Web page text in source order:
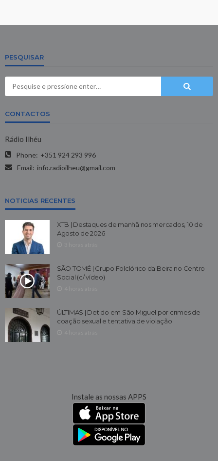
PESQUISAR
CONTACTOS
Rádio Ilhéu
Phone: +351 924 293 996
Email: info.radioilheu@gmail.com
NOTICIAS RECENTES
XTB | Destaques de manhã nos mercados, 10 de
Agosto de 2026
SÃO TOMÉ | Grupo Folclórico da Beira no Centro
Social (c/ vídeo)
ÚLTIMAS | Detido em São Miguel por crimes de
coação sexual e tentativa de violação
Instale as nossas APPS